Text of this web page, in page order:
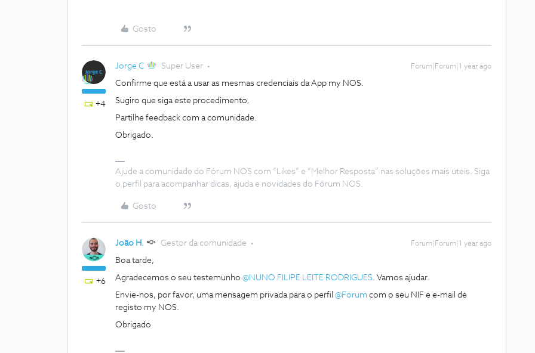
Gosto
+4
Jorge C Super User Forum|Forum|1 year ago
Confirme que está a usar as mesmas credenciais da App my NOS.
Sugiro que siga este procedimento.
Partilhe feedback com a comunidade.
Obrigado.
Ajude a comunidade do Fórum NOS com “Likes” e “Melhor Resposta” nas soluções mais úteis. Siga
o perfil para acompanhar dicas, ajuda e novidades do Fórum NOS.
Gosto
+6
João H. Gestor da comunidade Forum|Forum|1 year ago
Boa tarde,
Agradecemos o seu testemunho ​ @NUNO FILIPE LEITE RODRIGUES. Vamos ajudar.
Envie-nos, por favor, uma mensagem privada para o perfil ​ @Fórum com o seu NIF e e-mail de
registo my NOS.
Obrigado